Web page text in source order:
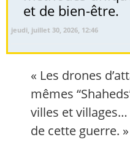
et de bien-être.
jeudi, juillet 30, 2026, 12:46
« Les drones
mêmes
villes et
de cette guerre. »